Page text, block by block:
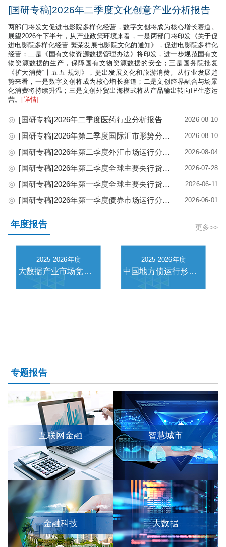
[国研专稿]2026年二季度文化创意产业分析报告
两部门将发文促进电影院多样化经营，数字文创将成为核心增长赛道。
展望2026年下半年，从产业政策环境来看，一是两部门将印发《关于促
进电影院多样化经营 繁荣发展电影院文化的通知》，促进电影院多样化
经营；二是《国有文物资源数据管理办法》将印发，进一步规范国有文
物资源数据的生产，保障国有文物资源数据的安全；三是国务院批复
《扩大消费“十五五”规划》，提出发展文化和旅游消费。从行业发展趋
势来看，一是数字文创将成为核心增长赛道；二是文创跨界融合与场景
化消费将持续升温；三是文创外贸出海模式将从产品输出转向IP生态运
营。
[详情]
◎ [国研专稿]2026年二季度医药行业分析报告 2026-08-10
◎ [国研专稿]2026年第二季度国际汇市形势分析 2026-08-10
◎ [国研专稿]2026年第二季度外汇市场运行分析 2026-08-04
◎ [国研专稿]2026年第二季度全球主要央行货币政策 2026-07-28
◎ [国研专稿]2026年第一季度全球主要央行货币政策 2026-06-11
◎ [国研专稿]2026年第一季度债券市场运行分析 2026-06-01
年度报告 更多>>
2025-2026年度
大数据产业市场竞争趋势及投资战略分析报告
2025-2026年度
中国地方债运行形势分析与趋势展望
专题报告
互联网金融 智慧城市
金融科技 大数据